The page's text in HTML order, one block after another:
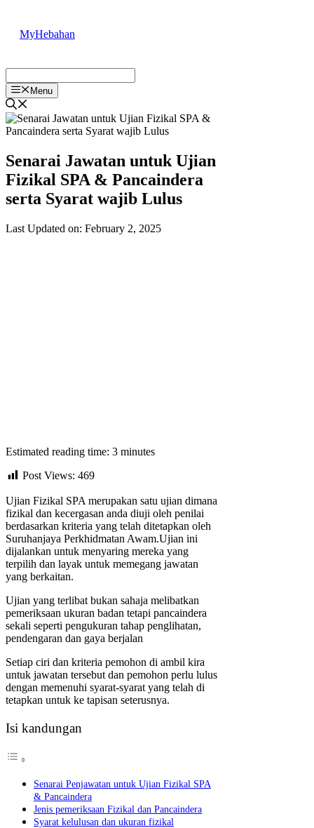
content
MyHebahan
Menu
Senarai Jawatan untuk Ujian
Fizikal SPA & Pancaindera
serta Syarat wajib Lulus
Last Updated on: February 2, 2025
Estimated reading time: 3 minutes
Post Views: 469
Ujian Fizikal SPA merupakan satu ujian dimana
fizikal dan kecergasan anda diuji oleh penilai
berdasarkan kriteria yang telah ditetapkan oleh
Suruhanjaya Perkhidmatan Awam.Ujian ini
dijalankan untuk menyaring mereka yang
terpilih dan layak untuk memegang jawatan
yang berkaitan.
Ujian yang terlibat bukan sahaja melibatkan
pemeriksaan ukuran badan tetapi pancaindera
sekali seperti pengukuran tahap penglihatan,
pendengaran dan gaya berjalan
Setiap ciri dan kriteria pemohon di ambil kira
untuk jawatan tersebut dan pemohon perlu lulus
dengan memenuhi syarat-syarat yang telah di
tetapkan untuk ke tapisan seterusnya.
Isi kandungan
Senarai Penjawatan untuk Ujian Fizikal SPA
& Pancaindera
Jenis pemeriksaan Fizikal dan Pancaindera
Syarat kelulusan dan ukuran fizikal